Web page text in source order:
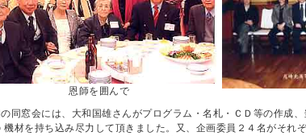
恩師を囲んで
同窓会には、大和国雄さんがプログラム・名札・ＣＤ等の作成
機材を持ち込み尽力して頂きました。又、企画委員２４名がそれ